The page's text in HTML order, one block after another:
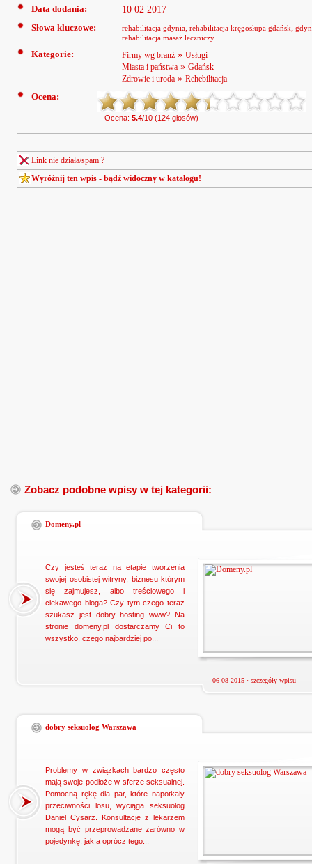
Data dodania: 10 02 2017
Słowa kluczowe: rehabilitacja gdynia, rehabilitacja kręgosłupa gdańsk,
rehabilitacja masaż leczniczy
Kategorie: Firmy wg branż » Usługi
Miasta i państwa » Gdańsk
Zdrowie i uroda » Rehebilitacja
Ocena:
Ocena: 5.4/10 (124 głosów)
Link nie działa/spam ?
Wyróżnij ten wpis - bądź widoczny w katalogu!
Zobacz podobne wpisy w tej kategorii:
Domeny.pl
Czy jesteś teraz na etapie tworzenia
swojej osobistej witryny, biznesu którym
się zajmujesz, albo treściowego i
ciekawego bloga? Czy tym czego teraz
szukasz jest dobry hosting www? Na
stronie domeny.pl dostarczamy Ci to
wszystko, czego najbardziej po...
06 08 2015 · szczegóły wpisu
dobry seksuolog Warszawa
Problemy w związkach bardzo często
mają swoje podłoże w sferze seksualnej.
Pomocną rękę dla par, które napotkały
przeciwności losu, wyciąga seksuolog
Daniel Cysarz. Konsultacje z lekarzem
mogą być przeprowadzane zarówno w
pojedynkę, jak a oprócz tego...